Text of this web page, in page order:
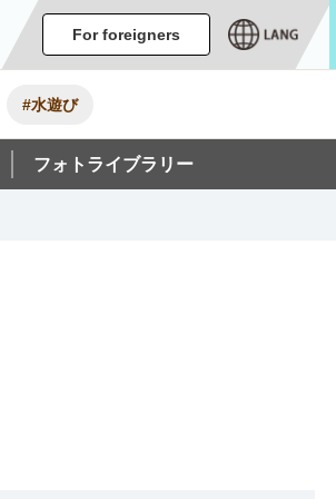
メ・みやげ宿泊 アクセス
For foreigners
#水遊び
フォトライブラリー